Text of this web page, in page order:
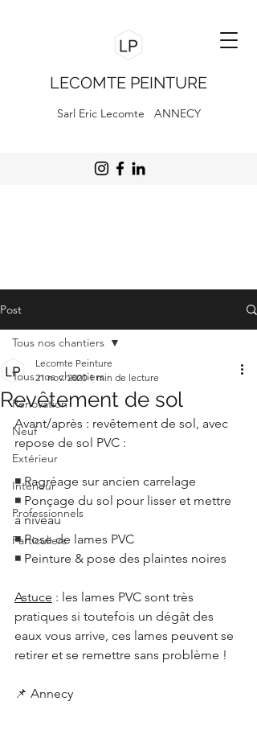
LECOMTE PEINTURE
Sarl Eric Lecomte ANNECY
Post
Tous nos chantiers
Rénovation
Neuf
Extérieur
Intérieur
Professionnels
Particuliers
Tous nos chantiers
Revêtement de sol
Lecomte Peinture
21 nov. 2020 1 min de lecture
Avant/après : revêtement de sol, avec
repose de sol PVC :
◾️ Ragréage sur ancien carrelage
◾️ Ponçage du sol pour lisser et mettre
à niveau
◾️ Pose de lames PVC
◾️ Peinture & pose des plaintes noires
Astuce : les lames PVC sont très
pratiques si toutefois un dégât des
eaux vous arrive, ces lames peuvent se
retirer et se remettre sans problème !
📌 Annecy